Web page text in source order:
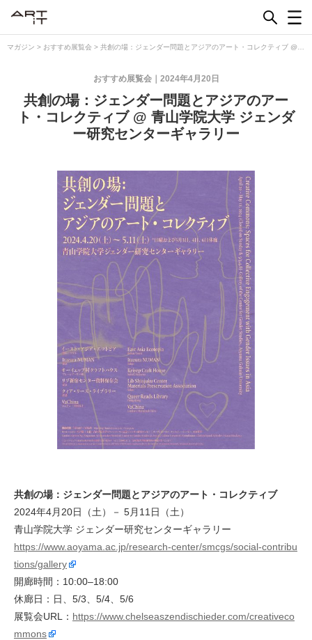
マガジン > おすすめ展覧会 > 共創の場：ジェンダー問題とアジアのアート・コレクティブ @
2024年4月20日
おすすめ展覧会
共創の場：ジェンダー問題とアジアのアー
ト・コレクティブ @ 青山学院大学 ジェンダ
ー研究センターギャラリー
共創の場：ジェンダー問題とアジアのアート・コレクティブ
2024年4月20日（土）－ 5月11日（土）
青山学院大学 ジェンダー研究センターギャラリー
https://www.aoyama.ac.jp/research-center/smcgs/social-contribu
tions/gallery
開廊時間：10:00–18:00
休廊日：日、5/3、5/4、5/6
展覧会URL： https://www.chelseaszendischieder.com/creativeco
mmons